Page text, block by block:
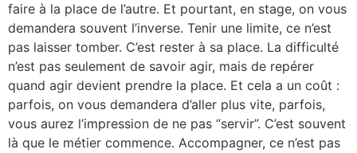
faire à la place de l’autre. Et pourtant, en stage, on vous
demandera souvent l’inverse. Tenir une limite, ce n’est
pas laisser tomber. C’est rester à sa place. La difficulté
n’est pas seulement de savoir agir, mais de repérer
quand agir devient prendre la place. Et cela a un coût :
parfois, on vous demandera d’aller plus vite, parfois,
vous aurez l’impression de ne pas “servir”. C’est souvent
là que le métier commence. Accompagner, ce n’est pas